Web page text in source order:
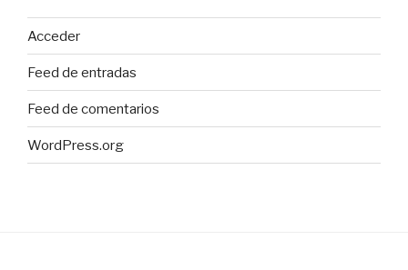
Acceder
Feed de entradas
Feed de comentarios
WordPress.org